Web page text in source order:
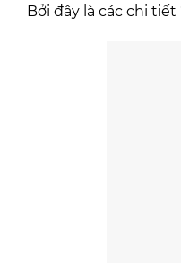
Bởi đây là các chi